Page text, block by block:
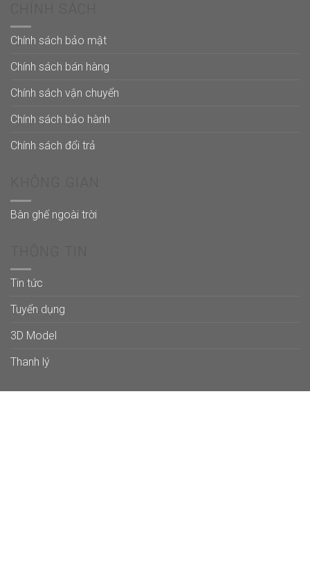
Chính sách bảo mật
Chính sách bán hàng
Chính sách vận chuyển
Chính sách bảo hành
Chính sách đổi trả
Bàn ghế ngoài trời
Tin tức
Tuyển dụng
3D Model
Thanh lý